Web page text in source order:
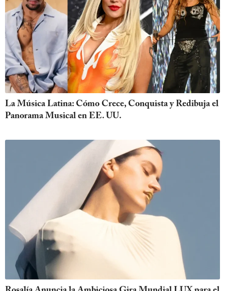
La Música Latina: Cómo Crece, Conquista y Redibuja el
Panorama Musical en EE. UU.